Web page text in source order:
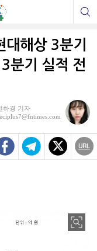
해상 3분기
분기 실적 전
하경 기자